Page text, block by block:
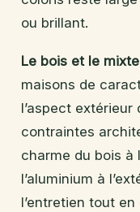
ou brillant.
Le bois et le
maisons de
l’aspect
contraintes
charme du bois à
l’aluminium à
l’entretien tout